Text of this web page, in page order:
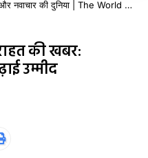
The Industrial Empire - उद्योग, व्यापार और नवाचार की दुनिया | The World of Industry, Business & Innovation
की खबर:
उम्मीद